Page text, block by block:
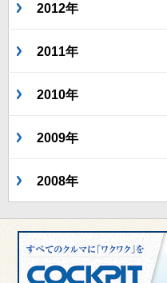
2012年
2011年
2010年
2009年
2008年